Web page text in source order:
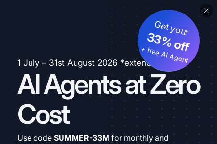
1 July – 31st August 2026 *extended
AI Agents at Zero
Cost
Get your
33% off
+ free AI Agent
Use code SUMMER-33M for monthly and